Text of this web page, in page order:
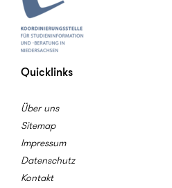
Quicklinks
Über uns
Sitemap
Impressum
Datenschutz
Kontakt